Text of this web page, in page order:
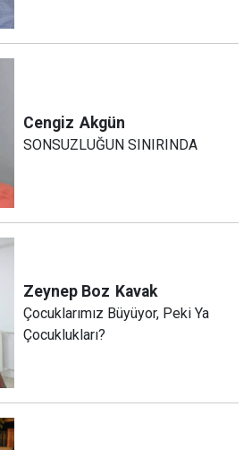
Cengiz Akgün
SONSUZLUĞUN SINIRINDA
Zeynep Boz Kavak
Çocuklarımız Büyüyor, Peki Ya
Çocuklukları?